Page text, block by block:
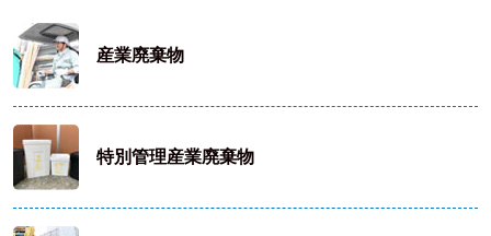
産業廃棄物
特別管理産業廃棄物